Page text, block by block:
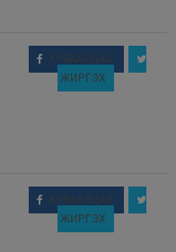
ХУВААЛЦАХ
ЖИРГЭХ
ХУВААЛЦАХ
ЖИРГЭХ